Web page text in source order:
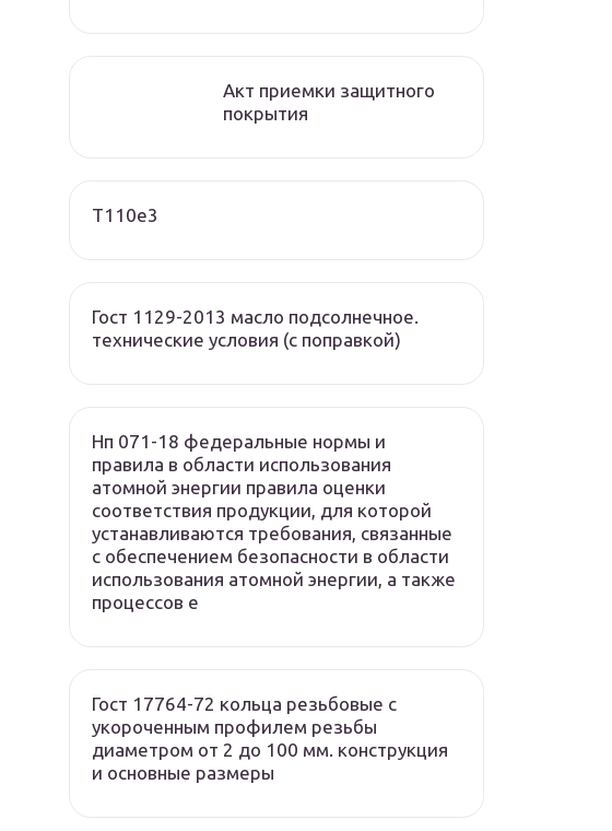
Акт приемки защитного
покрытия
T110e3
Гост 1129-2013 масло подсолнечное.
технические условия (с поправкой)
Нп 071-18 федеральные нормы и
правила в области использования
атомной энергии правила оценки
соответствия продукции, для которой
устанавливаются требования, связанные
с обеспечением безопасности в области
использования атомной энергии, а также
процессов е
Гост 17764-72 кольца резьбовые с
укороченным профилем резьбы
диаметром от 2 до 100 мм. конструкция
и основные размеры